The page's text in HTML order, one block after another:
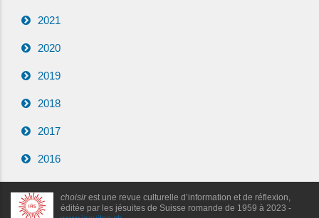
2021
2020
2019
2018
2017
2016
choisirest une revue culturelle d’information et de réflexion,
éditée par les jésuites de Suisse romande de 1959 à 2023 -